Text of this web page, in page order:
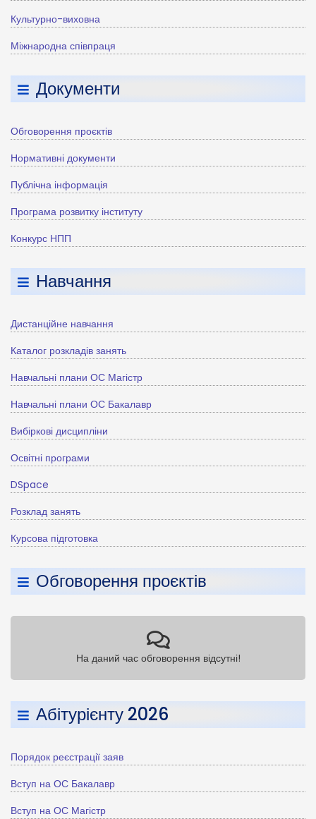
Культурно-виховна
Міжнародна співпраця
Документи
Обговорення проєктів
Нормативні документи
Публічна інформація
Програма розвитку інституту
Конкурс НПП
Навчання
Дистанційне навчання
Каталог розкладів занять
Навчальні плани ОС Магістр
Навчальні плани ОС Бакалавр
Вибіркові дисципліни
Освітні програми
DSpace
Розклад занять
Курсова підготовка
Обговорення проєктів
На даний час обговорення відсутні!
Абітурієнту 2026
Порядок реєстрації заяв
Вступ на ОС Бакалавр
Вступ на ОС Магістр